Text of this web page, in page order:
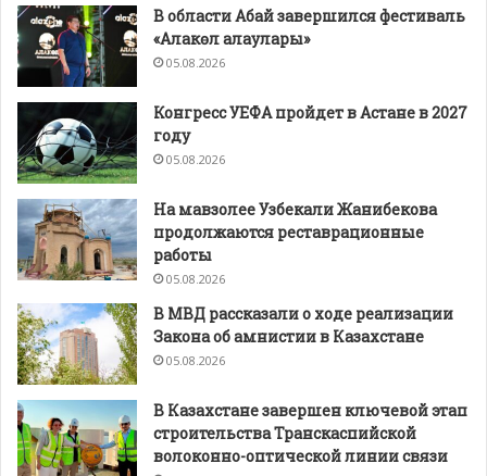
В области Абай завершился фестиваль
«Алакөл алаулары»
05.08.2026
Конгресс УЕФА пройдет в Астане в 2027
году
05.08.2026
На мавзолее Узбекали Жанибекова
продолжаются реставрационные
работы
05.08.2026
В МВД рассказали о ходе реализации
Закона об амнистии в Казахстане
05.08.2026
В Казахстане завершен ключевой этап
строительства Транскаспийской
волоконно-оптической линии связи